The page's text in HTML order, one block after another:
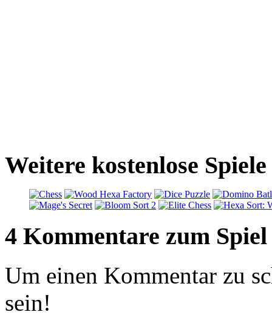
Weitere kostenlose
4 Kommentare zum Spiel
Um einen Kommentar zu
sein!